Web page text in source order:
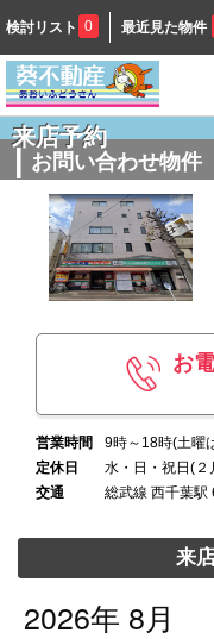
検討リスト 0 最近見た物件
来店予約
お問い合わせ物件
お
営業時間
9時～18時(土曜
定休日
水・日・祝日(２
交通
総武線 西千葉駅
来
2026年 8月